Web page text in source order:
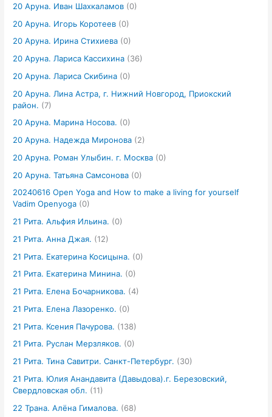
20 Аруна. Иван Шахкаламов (0)
20 Аруна. Игорь Коротеев (0)
20 Аруна. Ирина Стихиева (0)
20 Аруна. Лариса Кассихина (36)
20 Аруна. Лариса Скибина (0)
20 Аруна. Лина Астра, г. Нижний Новгород, Приокский
район. (7)
20 Аруна. Марина Носова. (0)
20 Аруна. Надежда Миронова (2)
20 Аруна. Роман Улыбин. г. Москва (0)
20 Аруна. Татьяна Самсонова (0)
20240616 Open Yoga and How to make a living for yourself
Vadim Openyoga (0)
21 Рита. Альфия Ильина. (0)
21 Рита. Анна Джая. (12)
21 Рита. Екатерина Косицына. (0)
21 Рита. Екатерина Минина. (0)
21 Рита. Елена Бочарникова. (4)
21 Рита. Елена Лазоренко. (0)
21 Рита. Ксения Пачурова. (138)
21 Рита. Руслан Мерзляков. (0)
21 Рита. Тина Савитри. Санкт-Петербург. (30)
21 Рита. Юлия Анандавита (Давыдова).г. Березовский,
Свердловская обл. (11)
22 Трана. Алёна Гималова. (68)